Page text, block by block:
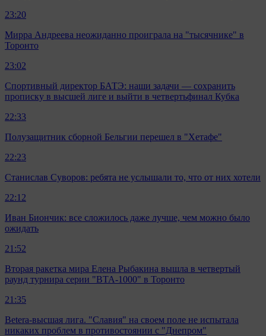
23:20
Мирра Андреева неожиданно проиграла на "тысячнике" в
Торонто
23:02
Спортивный директор БАТЭ: наши задачи — сохранить
прописку в высшей лиге и выйти в четвертьфинал Кубка
22:33
Полузащитник сборной Бельгии перешел в "Хетафе"
22:23
Станислав Суворов: ребята не услышали то, что от них хотели
22:12
Иван Биончик: все сложилось даже лучше, чем можно было
ожидать
21:52
Вторая ракетка мира Елена Рыбакина вышла в четвертый
раунд турнира серии "ВТА-1000" в Торонто
21:35
Betera-высшая лига. "Славия" на своем поле не испытала
никаких проблем в противостоянии с "Днепром"